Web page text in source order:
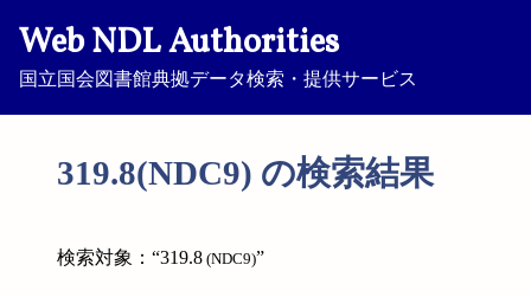
Web NDL Authorities
国立国会図書館典拠データ検索・提供サービス
319.8(NDC9) の検索結果
検索対象：“319.8 (NDC9)”